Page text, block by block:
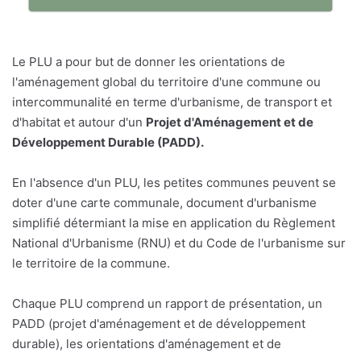
Le PLU a pour but de donner les orientations de
l'aménagement global du territoire d'une commune ou
intercommunalité en terme d'urbanisme, de transport et
d'habitat et autour d'un Projet d'Aménagement et de
Développement Durable (PADD).
En l'absence d'un PLU, les petites communes peuvent se
doter d'une carte communale, document d'urbanisme
simplifié détermiant la mise en application du Règlement
National d'Urbanisme (RNU) et du Code de l'urbanisme sur
le territoire de la commune.
Chaque PLU comprend un rapport de présentation, un
PADD (projet d'aménagement et de développement
durable), les orientations d'aménagement et de